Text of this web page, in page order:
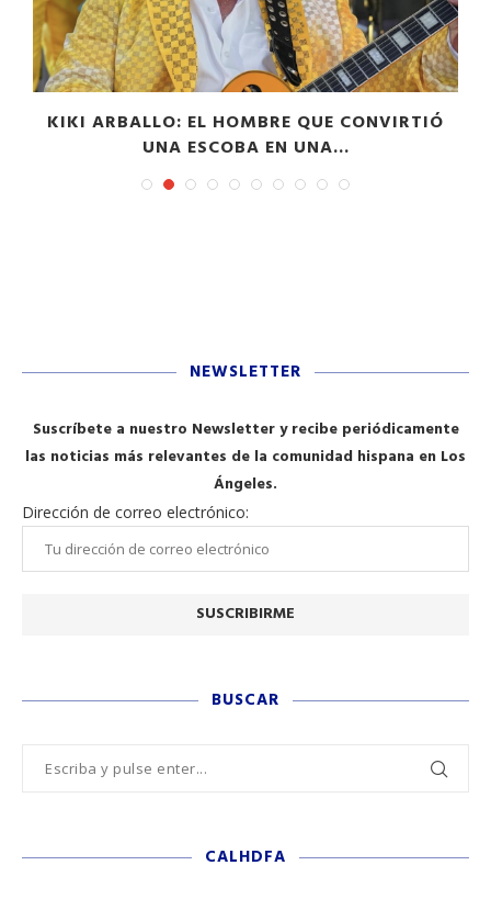
KIKI ARBALLO: EL HOMBRE QUE CONVIRTIÓ
UNA ESCOBA EN UNA...
NEWSLETTER
Suscríbete a nuestro Newsletter y recibe periódicamente
las noticias más relevantes de la comunidad hispana en Los
Ángeles.
Dirección de correo electrónico:
BUSCAR
CALHDFA